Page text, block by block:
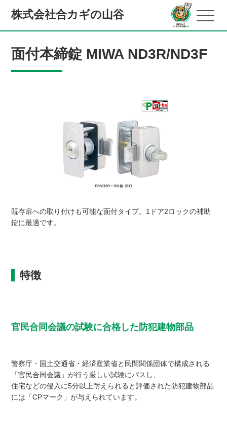
株式会社合カギの山谷
面付本締錠 MIWA ND3R/ND3F
既存扉への取り付けも可能な面付タイプ。1ドア2ロックの補助
錠に最適です。
特徴
官民合同会議の試験に合格した防犯建物部品
警察庁・国土交通省・経済産業省と民間関係団体で構成される
「官民合同会議」が行う厳しい試験にパスし、
住宅などの侵入に5分以上耐えられると評価された防犯建物部品
には「CPマーク」が与えられています。